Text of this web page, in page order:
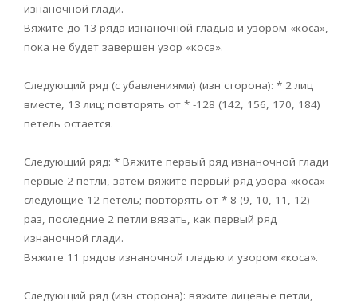
изнаночной глади.
Вяжите до 13 ряда изнаночной гладью и узором «коса»,
пока не будет завершен узор «коса».
Следующий ряд (с убавлениями) (изн сторона): * 2 лиц
вместе, 13 лиц; повторять от * -128 (142, 156, 170, 184)
петель остается.
Следующий ряд: * Вяжите первый ряд изнаночной глади
первые 2 петли, затем вяжите первый ряд узора «коса»
следующие 12 петель; повторять от * 8 (9, 10, 11, 12)
раз, последние 2 петли вязать, как первый ряд
изнаночной глади.
Вяжите 11 рядов изнаночной гладью и узором «коса».
Следующий ряд (изн сторона): вяжите лицевые петли,